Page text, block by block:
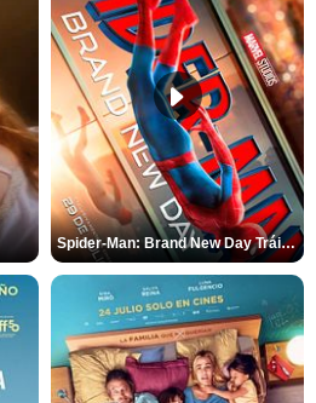
Spider-Man: Brand New Day Tráiler (3)